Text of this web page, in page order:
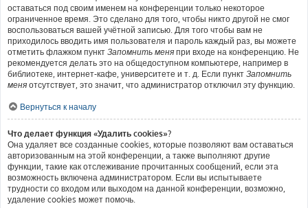
оставаться под своим именем на конференции только некоторое
ограниченное время. Это сделано для того, чтобы никто другой не смог
воспользоваться вашей учётной записью. Для того чтобы вам не
приходилось вводить имя пользователя и пароль каждый раз, вы можете
отметить флажком пункт Запомнить меня при входе на конференцию. Не
рекомендуется делать это на общедоступном компьютере, например в
библиотеке, интернет-кафе, университете и т. д. Если пункт Запомнить
меня отсутствует, это значит, что администратор отключил эту функцию.
Вернуться к началу
Что делает функция «Удалить cookies»?
Она удаляет все созданные cookies, которые позволяют вам оставаться
авторизованным на этой конференции, а также выполняют другие
функции, такие как отслеживание прочитанных сообщений, если эта
возможность включена администратором. Если вы испытываете
трудности со входом или выходом на данной конференции, возможно,
удаление cookies может помочь.